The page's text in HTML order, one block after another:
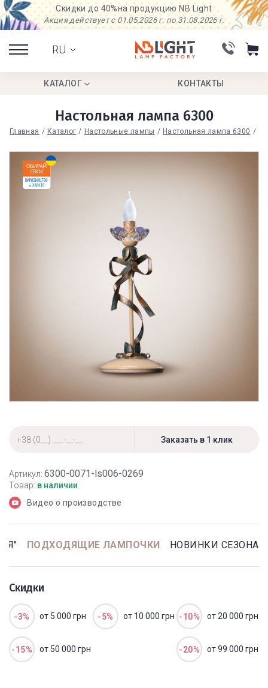
Скидки до 40%на продукцию NB Light
Акция действует с 01.05.2026 г. по 31.08.2026 г.
RU
КАТАЛОГ КОНТАКТЫ
Настольная лампа 6300
Главная Каталог Настольные лампы Настольная лампа 6300
Артикул: 6300-0071-ls006-0269
Товар: в наличии
Видео о производстве
ПОДХОДЯЩИЕ ЛАМПОЧКИ НОВИНКИ СЕЗОНА
Скидки
-3% от 5 000 грн -5% от 10 000 грн -10% от 20 000 грн
-15% от 50 000 грн -20% от 99 000 грн